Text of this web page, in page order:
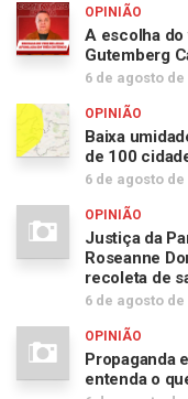
OPINIÃO
A escolha
Gutemberg
6 de agosto de
OPINIÃO
Baixa
de 100
6 de agosto de
OPINIÃO
Justiça da
Roseanne
recoleta de
6 de agosto de
OPINIÃO
Propaganda
entenda o